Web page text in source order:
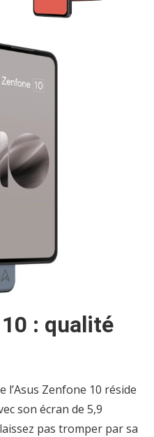
: qualité
Zenfone 10 réside
son écran de 5,9
pas tromper par sa